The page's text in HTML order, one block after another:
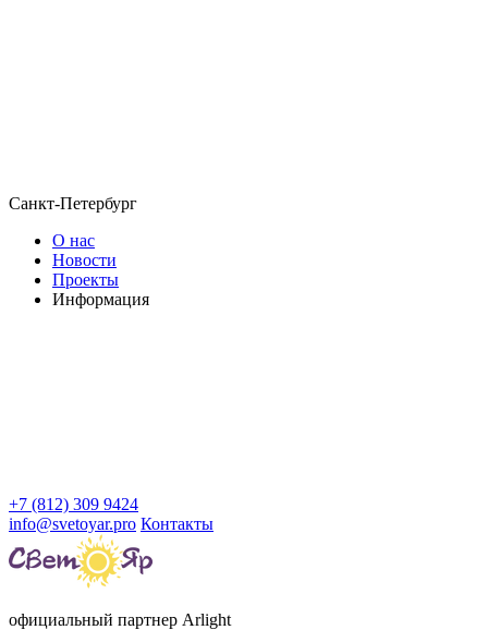
Санкт-Петербург
О нас
Новости
Проекты
Информация
+7 (812) 309 9424
info@svetoyar.pro Контакты
официальный партнер Arlight